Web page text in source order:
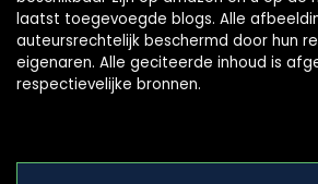
laatst toegevoegde blogs. Alle
auteursrechtelijk beschermd door hun
eigenaren. Alle geciteerde inhoud is
respectievelijke bronnen.